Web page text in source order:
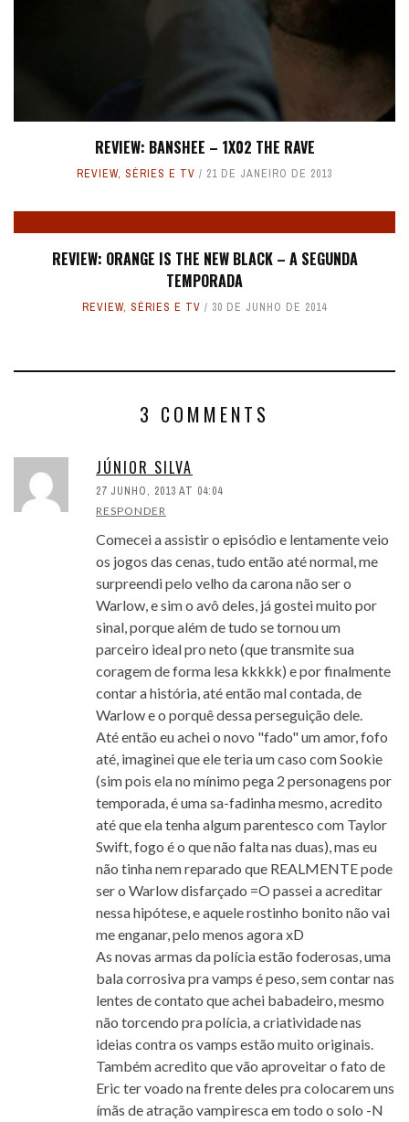
REVIEW: BANSHEE – 1X02 THE RAVE
REVIEW, SÉRIES E TV 21 DE JANEIRO DE 2013
REVIEW: ORANGE IS THE NEW BLACK – A SEGUNDA
TEMPORADA
REVIEW, SÉRIES E TV 30 DE JUNHO DE 2014
3 COMMENTS
JÚNIOR SILVA
27 JUNHO, 2013 AT 04:04
RESPONDER
Comecei a assistir o episódio e lentamente veio
os jogos das cenas, tudo então até normal, me
surpreendi pelo velho da carona não ser o
Warlow, e sim o avô deles, já gostei muito por
sinal, porque além de tudo se tornou um
parceiro ideal pro neto (que transmite sua
coragem de forma lesa kkkkk) e por finalmente
contar a história, até então mal contada, de
Warlow e o porquê dessa perseguição dele.
Até então eu achei o novo "fado" um amor, fofo
até, imaginei que ele teria um caso com Sookie
(sim pois ela no mínimo pega 2 personagens por
temporada, é uma sa-fadinha mesmo, acredito
até que ela tenha algum parentesco com Taylor
Swift, fogo é o que não falta nas duas), mas eu
não tinha nem reparado que REALMENTE pode
ser o Warlow disfarçado =O passei a acreditar
nessa hipótese, e aquele rostinho bonito não vai
me enganar, pelo menos agora xD
As novas armas da polícia estão foderosas, uma
bala corrosiva pra vamps é peso, sem contar nas
lentes de contato que achei babadeiro, mesmo
não torcendo pra polícia, a criatividade nas
ideias contra os vamps estão muito originais.
Também acredito que vão aproveitar o fato de
Eric ter voado na frente deles pra colocarem uns
ímãs de atração vampiresca em todo o solo -N